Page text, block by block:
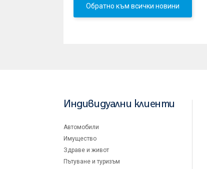
Обратно към всички новини
Индивидуални клиенти
Автомобили
Имущество
Здраве и живот
Пътуване и туризъм